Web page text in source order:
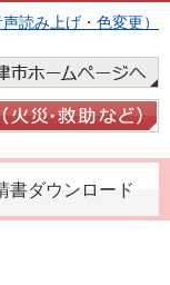
読み上げ・色変更）
書ダウンロード